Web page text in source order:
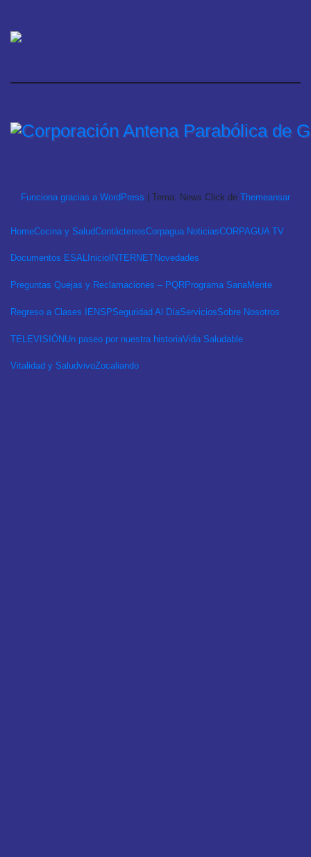
Funciona gracias a WordPress Tema: News Click de Themeansar
HomeCocina y SaludContáctenosCorpagua NoticiasCORPAGUA TV
Documentos ESAL Inicio INTERNETNovedades
Preguntas Quejas y Reclamaciones – PQRPrograma SanaMente
Regreso a Clases IENSPSeguridad Al DíaServiciosSobre Nosotros
TELEVISIÓNUn paseo por nuestra historiaVida Saludable
Vitalidad y SaludvivoZocaliando